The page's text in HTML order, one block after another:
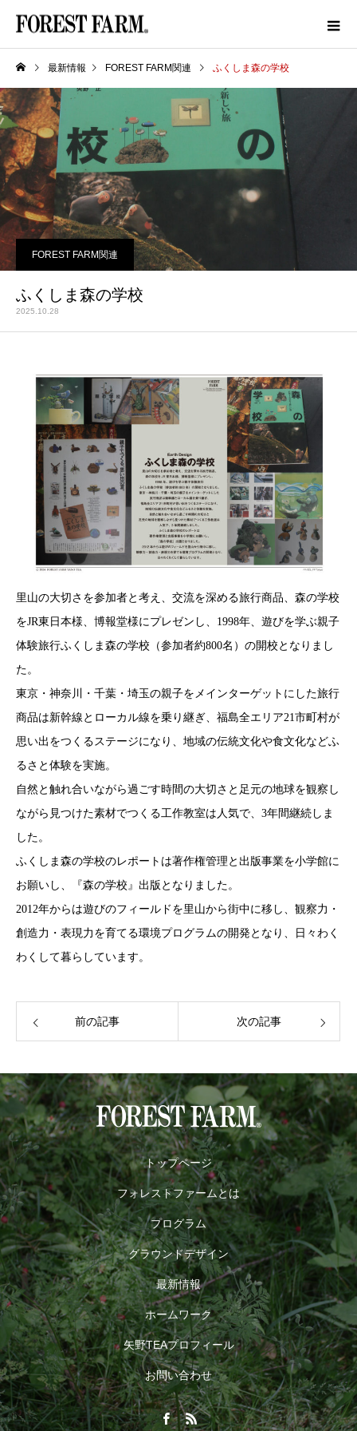
最新情報 FOREST FARM関連 ふくしま森の学校
FOREST FARM関連
ふくしま森の学校
2025.10.28
里山の大切さを参加者と考え、交流を深める旅行商品、森の学校
をJR東日本様、博報堂様にプレゼンし、1998年、遊びを学ぶ親子
体験旅行ふくしま森の学校（参加者約800名）の開校となりまし
た。
東京・神奈川・千葉・埼玉の親子をメインターゲットにした旅行
商品は新幹線とローカル線を乗り継ぎ、福島全エリア21市町村が
思い出をつくるステージになり、地域の伝統文化や食文化などふ
るさと体験を実施。
自然と触れ合いながら過ごす時間の大切さと足元の地球を観察し
ながら見つけた素材でつくる工作教室は人気で、3年間継続しま
した。
ふくしま森の学校のレポートは著作権管理と出版事業を小学館に
お願いし、『森の学校』出版となりました。
2012年からは遊びのフィールドを里山から街中に移し、観察力・
創造力・表現力を育てる環境プログラムの開発となり、日々わく
わくして暮らしています。
前の記事 次の記事
トップページ
フォレストファームとは
プログラム
グラウンドデザイン
最新情報
ホームワーク
矢野TEAプロフィール
お問い合わせ